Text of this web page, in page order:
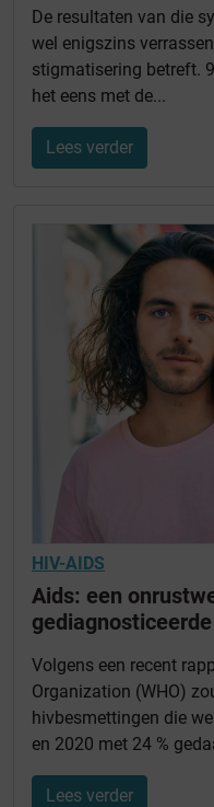
De resultaten van die
wel enigszins
stigmatisering betreft.
het eens met de...
Lees verder
HIV-AIDS
Aids: een
Volgens een recent
Organization (WHO)
hivbesmettingen die
en 2020 met 24 %
Lees verder